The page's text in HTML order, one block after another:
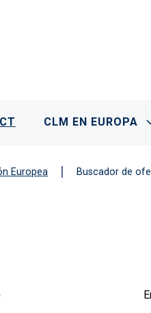
CLM EN EUROPA
Europea Buscador de